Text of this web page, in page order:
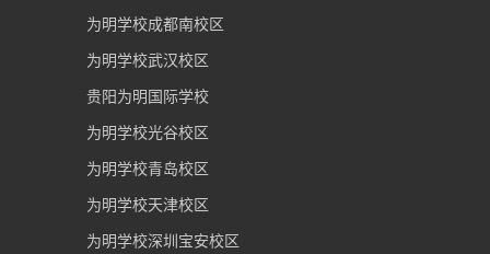
为明学校成都南校区
为明学校武汉校区
贵阳为明国际学校
为明学校光谷校区
为明学校青岛校区
为明学校天津校区
为明学校深圳宝安校区